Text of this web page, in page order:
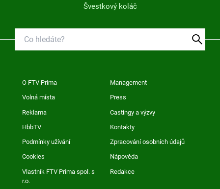
Švestkový koláč
O FTV Prima Management
Volná místa Press
Reklama Castingy a výzvy
HbbTV Kontakty
Podmínky užívání Zpracování osobních údajů
Cookies Nápověda
Vlastník FTV Prima spol. s
r.o.
Redakce